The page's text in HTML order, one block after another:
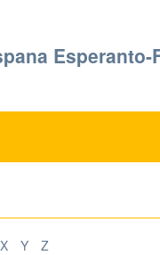
Esperanto-
X Y
Z